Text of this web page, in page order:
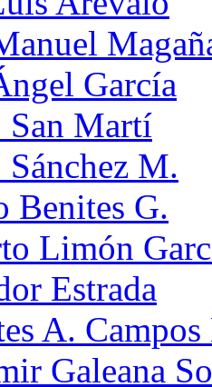
García
Martí
M.
Benites G.
Limón
Estrada
A.
Galeana